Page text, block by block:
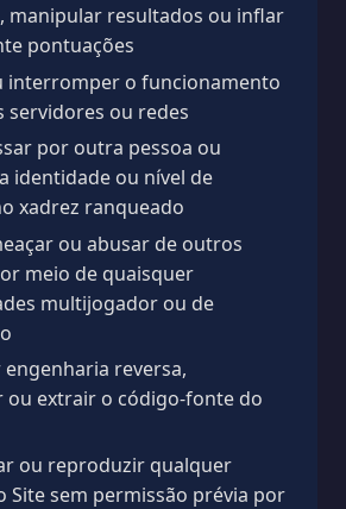
manipular resultados ou inflar
pontuações
interromper o funcionamento
servidores ou redes
por outra pessoa ou
identidade ou nível de
xadrez ranqueado
ou abusar de outros
meio de quaisquer
multijogador ou de
reversa,
ou extrair o código-fonte do
ou reproduzir qualquer
Site sem permissão prévia por